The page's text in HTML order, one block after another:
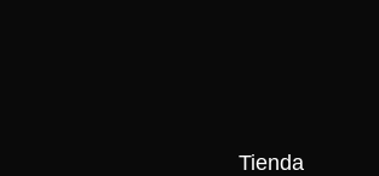
Tienda